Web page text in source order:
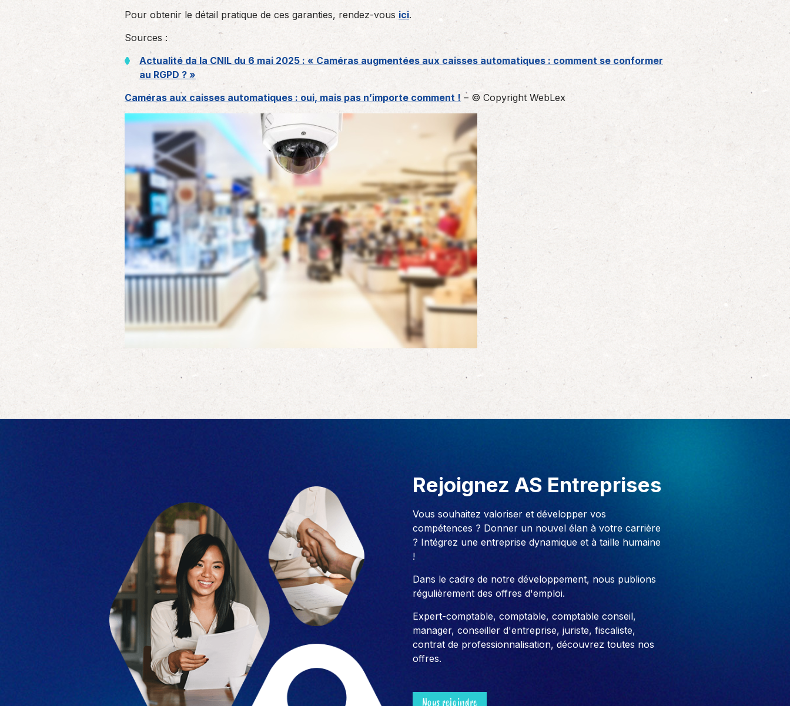
Pour obtenir le détail pratique de ces garanties, rendez-vous ici.
Sources :
Actualité da la CNIL du 6 mai 2025 : « Caméras augmentées aux caisses automatiques : comment se conformer
au RGPD ? »
Caméras aux caisses automatiques : oui, mais pas n’importe comment ! – © Copyright WebLex
Rejoignez AS Entreprises
Vous souhaitez valoriser et développer vos
compétences ? Donner un nouvel élan à votre carrière
? Intégrez une entreprise dynamique et à taille humaine
!
Dans le cadre de notre développement, nous publions
régulièrement des offres d'emploi.
Expert-comptable, comptable, comptable conseil,
manager, conseiller d'entreprise, juriste, fiscaliste,
contrat de professionnalisation, découvrez toutes nos
offres.
Nous rejoindre